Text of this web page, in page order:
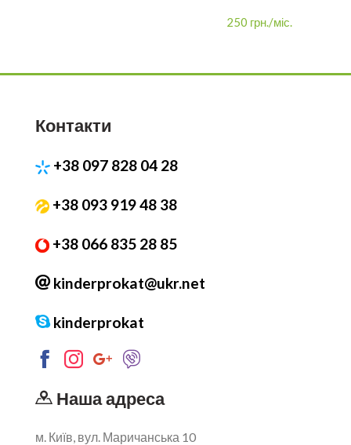
250 грн./міс.
Контакти
+38 097 828 04 28
+38 093 919 48 38
+38 066 835 28 85
kinderprokat@ukr.net
kinderprokat
Наша адреса
м. Київ, вул. Маричанська 10